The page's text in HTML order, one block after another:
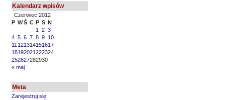
Kalendarz wpisów
Czerwiec 2012
P WŚ C P S N
« maj
1 2 3
4 5 6 7 8 9 10
11121314151617
18192021222324
252627282930
Meta
Zarejestruj się